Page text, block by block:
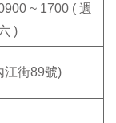
~ 1700 ( 週
)
江街89號)